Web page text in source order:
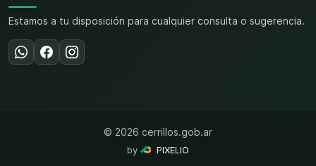
Estamos a tu disposición para cualquier consulta o sugerencia.
© 2026 cerrillos.gob.ar
by PIXELIO